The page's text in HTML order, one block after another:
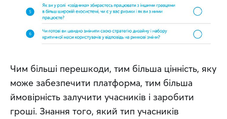
Чим більші перешкоди, тим більша цінність, яку
може забезпечити платформа, тим більша
ймовірність залучити учасників і заробити
гроші. Знання того, який тип учасників